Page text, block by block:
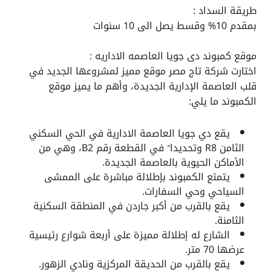
طريقة السداد :
بمقدم 10% وقسط يصل الى 10 سنوات
موقع كمبوند دى جويا العاصمه الاداريه :
اختارت شركة تاج مصر موقع مميز لمشروعها الجديد في
قلب العاصمة الإدارية الجديدة، وأهم ما يميز موقع
الكمبوند ما يلي:
يقع دي جويا العاصمة الادارية في الحي السكني
الثامن R8 وتحديدا ً في القطعة رقم B2، وهي من
الأماكن الحيوية بالعاصمة الجديدة.
يتمتع الكمبوند بإطلالة مباشرة على الممشى
السياحي وحي السفارات.
يقع بالقرب من أكبر جاردن في المنطقة السكنية
الثامنة.
الشارع له إطلالة مميزة على أربعة شوارع رئيسية
عرضها 70 متر.
يقع بالقرب من الحديقة المركزية ونادي الزهور.